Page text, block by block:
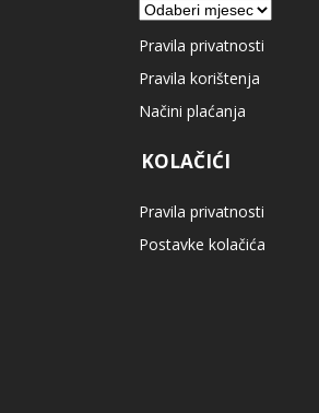
Arhiva
Pravila privatnosti
Pravila korištenja
Načini plaćanja
KOLAČIĆI
Pravila privatnosti
Postavke kolačića